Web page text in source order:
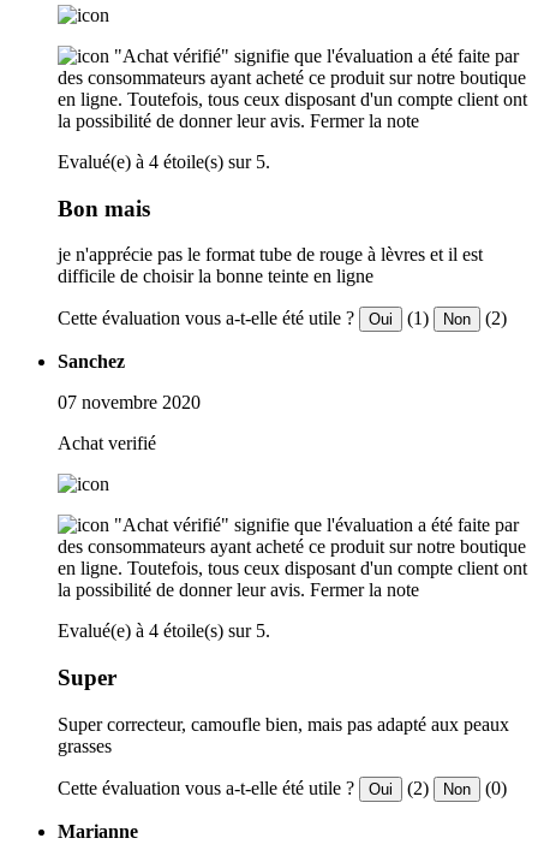
"Achat vérifié" signifie que l'évaluation a été faite par
des consommateurs ayant acheté ce produit sur notre boutique
en ligne. Toutefois, tous ceux disposant d'un compte client ont
la possibilité de donner leur avis. Fermer la note
Evalué(e) à 4 étoile(s) sur 5.
Bon mais
je n'apprécie pas le format tube de rouge à lèvres et il est
difficile de choisir la bonne teinte en ligne
Cette évaluation vous a-t-elle été utile ? Oui (1) Non (2)
Sanchez
07 novembre 2020
Achat verifié
"Achat vérifié" signifie que l'évaluation a été faite par
des consommateurs ayant acheté ce produit sur notre boutique
en ligne. Toutefois, tous ceux disposant d'un compte client ont
la possibilité de donner leur avis. Fermer la note
Evalué(e) à 4 étoile(s) sur 5.
Super
Super correcteur, camoufle bien, mais pas adapté aux peaux
grasses
Cette évaluation vous a-t-elle été utile ? Oui (2) Non (0)
Marianne